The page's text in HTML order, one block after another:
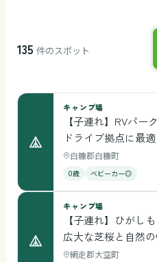
135 件のスポット
キャンプ場
【子連れ】RVパー
ドライブ拠点に最適
白糠郡白糠町
0歳 ベビーカー◎
キャンプ場
【子連れ】ひがし
広大な芝桜と自然
網走郡大空町